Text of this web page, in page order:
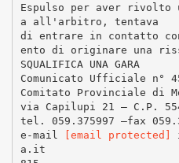
Espulso per aver rivolto
a all'arbitro, tentava
di entrare in contatto
ento di originare una
SQUALIFICA UNA GARA
Comunicato Ufficiale n°
Comitato Provinciale di
via Capilupi 21 – C.P. 554
tel. 059.375997 –fax
e-mail
[email protected]
a.it